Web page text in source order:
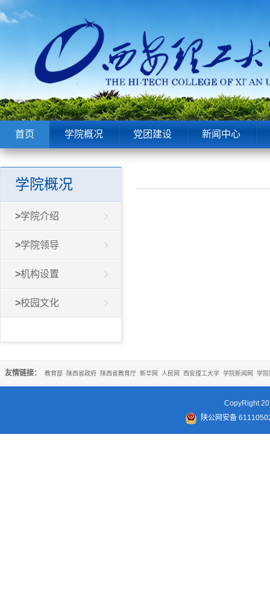
首页 学院概况 党团建设 新闻中心
学院概况
>学院介绍
>学院领导
>机构设置
>校园文化
友情链接： 教育部 陕西省政府 陕西省教育厅 新华网 人民网 西安理工大学 学院新闻网 学院
CopyRight
陕公网安备